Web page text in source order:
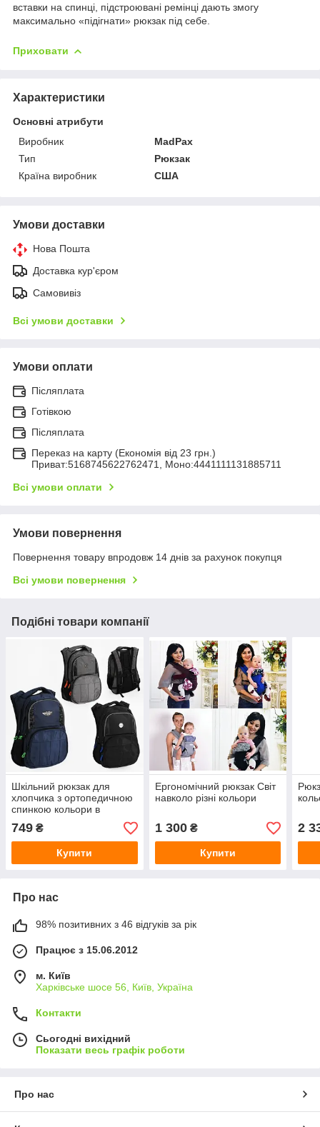
вставки на спинці, підстроювані ремінці дають змогу
максимально «підігнати» рюкзак під себе.
Приховати
Характеристики
Основні атрибути
Виробник
MadPax
Тип
Рюкзак
Країна виробник
США
Умови доставки
Нова Пошта
Доставка кур'єром
Самовивіз
Всі умови доставки
Умови оплати
Післяплата
Готівкою
Післяплата
Переказ на карту (Економія від 23 грн.)
Приват:5168745622762471, Моно:4441111131885711
Всі умови оплати
Умови повернення
Повернення товару впродовж 14 днів за рахунок покупця
Всі умови повернення
Подібні товари компанії
Шкільний рюкзак для
хлопчика з ортопедичною
спинкою кольори в
асортименті
749 ₴
Купити
Ергономічний рюкзак Світ
навколо різні кольори
1 300₴
Купити
2
Про нас
98% позитивних з 46 відгуків за рік
Працює з 15.06.2012
м. Київ
Харківське шосе 56, Київ, Україна
Контакти
Сьогодні вихідний
Показати весь графік роботи
Про нас